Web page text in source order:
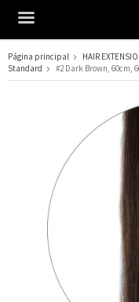
El
Página principal HAIR
Standard
#2 Dark Brown, 60cm,